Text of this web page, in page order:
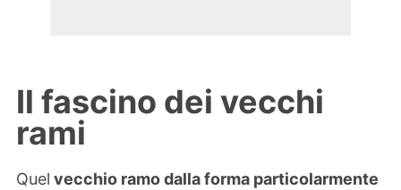
Il fascino dei vecchi
rami
Quel vecchio ramo dalla forma particolarmente